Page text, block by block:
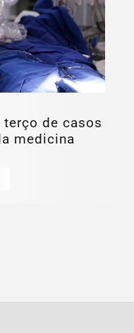
terço de casos
medicina